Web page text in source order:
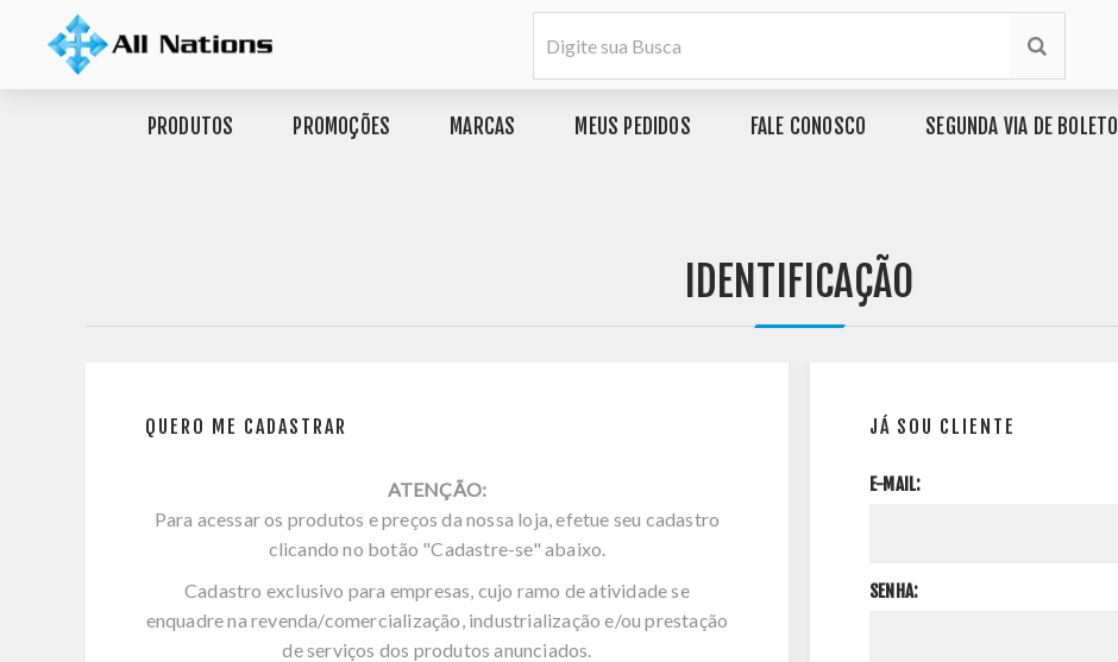
PRODUTOS PROMOÇÕES MARCAS MEUS PEDIDOS FALE CONOSCO SEGUNDA VIA DE BOLETO
IDENTIFICAÇÃO
QUERO ME CADASTRAR
ATENÇÃO:
Para acessar os produtos e preços da nossa loja, efetue seu cadastro
clicando no botão "Cadastre-se" abaixo.
Cadastro exclusivo para empresas, cujo ramo de atividade se
enquadre na revenda/comercialização, industrialização e/ou prestação
de serviços dos produtos anunciados.
JÁ SOU CLIENTE
E-MAIL:
SENHA: